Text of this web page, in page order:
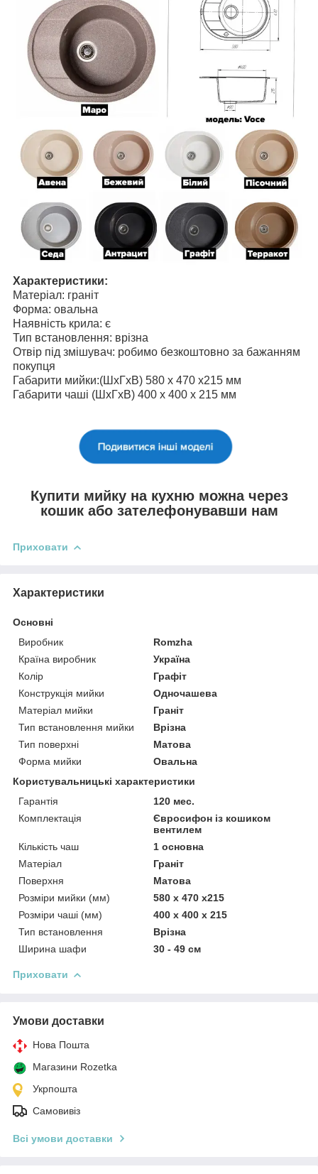
Характеристики:
Матеріал: граніт
Форма: овальна
Наявність крила: є
Тип встановлення: врізна
Отвір під змішувач: робимо безкоштовно за бажанням
покупця
Габарити мийки:(ШхГхВ) 580 х 470 х215 мм
Габарити чаші (ШхГхВ) 400 х 400 х 215 мм
Купити мийку на кухню можна через
кошик або зателефонувавши нам
Приховати
Характеристики
Основні
Виробник
Romzha
Країна виробник
Україна
Колір
Графіт
Конструкція мийки
Одночашева
Матеріал мийки
Граніт
Тип встановлення мийки
Врізна
Тип поверхні
Матова
Форма мийки
Овальна
Користувальницькі характеристики
Гарантія
120 мес.
Комплектація
Євросифон із кошиком
вентилем
Кількість чаш
1 основна
Матеріал
Граніт
Поверхня
Матова
Розміри мийки (мм)
580 х 470 х215
Розміри чаші (мм)
400 х 400 х 215
Тип встановлення
Врізна
Ширина шафи
30 - 49 см
Приховати
Умови доставки
Нова Пошта
Магазини Rozetka
Укрпошта
Самовивіз
Всі умови доставки